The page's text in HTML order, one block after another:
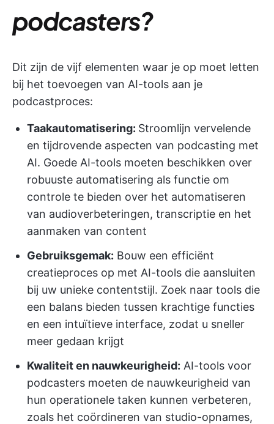
podcasters?
Dit zijn de vijf elementen waar je op moet letten
bij het toevoegen van AI-tools aan je
podcastproces:
Taakautomatisering: Stroomlijn vervelende
en tijdrovende aspecten van podcasting met
AI. Goede AI-tools moeten beschikken over
robuuste automatisering als functie om
controle te bieden over het automatiseren
van audioverbeteringen, transcriptie en het
aanmaken van content
Gebruiksgemak: Bouw een efficiënt
creatieproces op met AI-tools die aansluiten
bij uw unieke contentstijl. Zoek naar tools die
een balans bieden tussen krachtige functies
en een intuïtieve interface, zodat u sneller
meer gedaan krijgt
Kwaliteit en nauwkeurigheid: AI-tools voor
podcasters moeten de nauwkeurigheid van
hun operationele taken kunnen verbeteren,
zoals het coördineren van studio-opnames,